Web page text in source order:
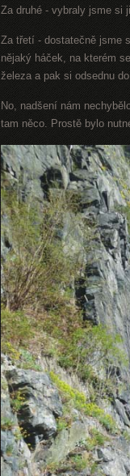
Za druhé - vybraly jsme si
Za třetí - dostatečně jsme
nějaký háček, na kterém
železa a pak si odsednu
No, nadšení nám
tam něco. Prostě bylo